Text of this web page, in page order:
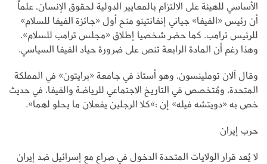
الأساسي للهيئة على الالتزام بالمعايير الدولية لحقوق الإنسان، علماً
أن رئيس «الفيفا» جياني إنفانتينو منح أول «جائزة الفيفا للسلام»
للرئيس ترامب. كما حضر شخصيا إطلاق «مجلس ترامب للسلام».
وهذا رغم أن المادة الرابعة تنص على ضرورة حياد الفيفا السياسي.
وقال آلان توملينسون، وهو أستاذ في جامعة «برايتون» في المملكة
المتحدة، ومُتخصص في التاريخ الاجتماعي للرياضة والفيفا، في حديث
خص به «دويتشه فيله» إن :»كلا الرجلين يفعلان ما يحلو لهما».
حرب إيران
لا يُعد قرار الولايات المتحدة الدخول في صراع مع إسرائيل ضد إيران